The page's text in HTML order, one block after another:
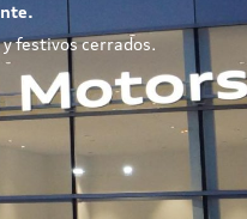
festivos cerrados.